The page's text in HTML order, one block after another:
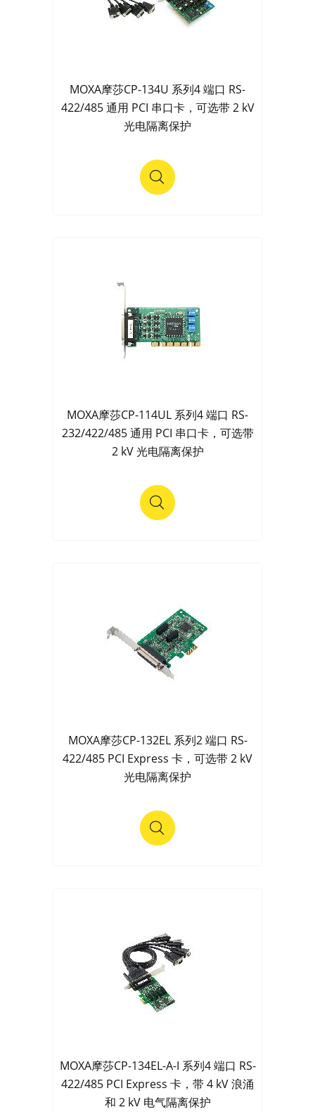
MOXA摩莎CP-134U 系列4 端口 RS-
422/485 通用 PCI 串口卡，可选带 2 kV
光电隔离保护
MOXA摩莎CP-114UL 系列4 端口 RS-
232/422/485 通用 PCI 串口卡，可选带
2 kV 光电隔离保护
MOXA摩莎CP-132EL 系列2 端口 RS-
422/485 PCI Express 卡，可选带 2 kV
光电隔离保护
MOXA摩莎CP-134EL-A-I 系列4 端口 RS-
422/485 PCI Express 卡，带 4 kV 浪涌
和 2 kV 电气隔离保护